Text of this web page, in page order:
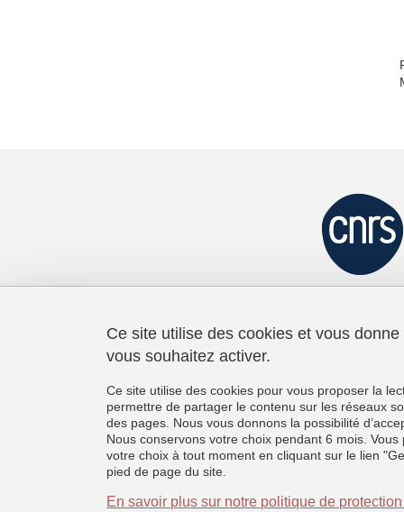
Laboratoire de Psychologie et
CNRS UMR 5105
Université Grenoble Alpes
BMD - 1251 rue des Universités
CS 40700, 38058 Grenoble Cedex 9
France
+33 (0)4 76 74 81 44
Ce site utilise des cookies et vous
vous souhaitez activer.
Ce site utilise des cookies pour vous proposer la
permettre de partager le contenu sur les réseaux
des pages. Nous vous donnons la possibilité
Nous conservons votre choix pendant 6 mois.
votre choix à tout moment en cliquant sur le lien
pied de page du site.
En savoir plus sur notre politique de